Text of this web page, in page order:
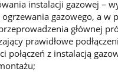
instalacji gazowej –
gazowego, a w
głównej
prawidłowe
połączeń z instalacją